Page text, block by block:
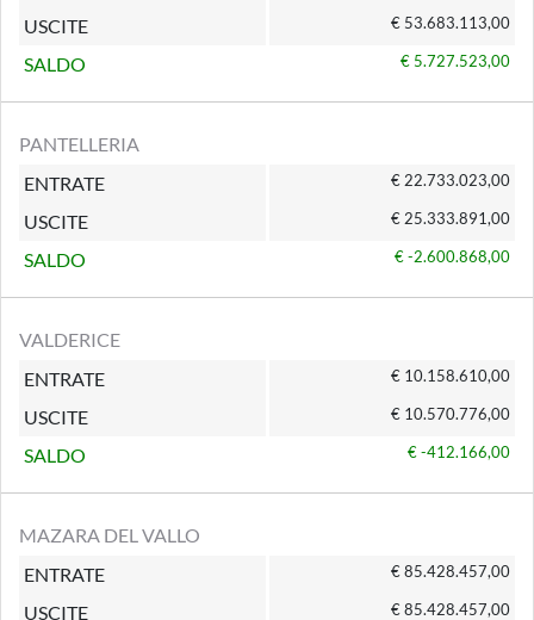
USCITE € 53.683.113,00
SALDO € 5.727.523,00
PANTELLERIA
ENTRATE
€ 22.733.023,00
USCITE € 25.333.891,00
SALDO € -2.600.868,00
VALDERICE
ENTRATE
€ 10.158.610,00
USCITE € 10.570.776,00
SALDO € -412.166,00
MAZARA DEL VALLO
ENTRATE
€ 85.428.457,00
USCITE € 85.428.457,00